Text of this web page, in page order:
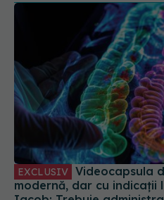
EXCLUSIV
Videocapsula digestivă, investigație
modernă, dar cu indicații
Iacob: Trebuie
discernământ
27 mai 2025, 15:35